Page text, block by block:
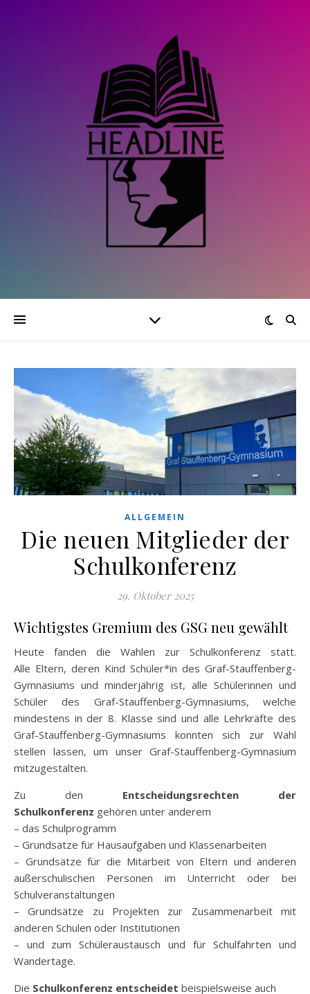
ALLGEMEIN
Die neuen Mitglieder der
Schulkonferenz
29. Oktober 2025
Wichtigstes Gremium des GSG neu gewählt
Heute fanden die Wahlen zur Schulkonferenz statt.
Alle Eltern, deren Kind Schüler*in des Graf-Stauffenberg-
Gymnasiums und minderjährig ist, alle Schülerinnen und
Schüler des Graf-Stauffenberg-Gymnasiums, welche
mindestens in der 8. Klasse sind und alle Lehrkräfte des
Graf-Stauffenberg-Gymnasiums konnten sich zur Wahl
stellen lassen, um unser Graf-Stauffenberg-Gymnasium
mitzugestalten.
Zu den Entscheidungsrechten der
Schulkonferenz gehören unter anderem
– das Schulprogramm
– Grundsätze für Hausaufgaben und Klassenarbeiten
– Grundsätze für die Mitarbeit von Eltern und anderen
außerschulischen Personen im Unterricht oder bei
Schulveranstaltungen
– Grundsätze zu Projekten zur Zusammenarbeit mit
anderen Schulen oder Institutionen
– und zum Schüleraustausch und für Schulfahrten und
Wandertage.
Die Schulkonferenz entscheidet beispielsweise auch